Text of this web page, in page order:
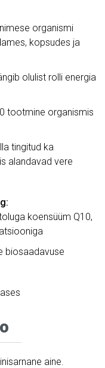
organismi
kopsudes ja
olulist rolli energia
tootmine organismis
tingitud ka
alandavad vere
koensüüm Q10,
biosaadavuse
aine.